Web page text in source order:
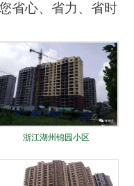
省心、省力、省时
浙江湖州锦园小区